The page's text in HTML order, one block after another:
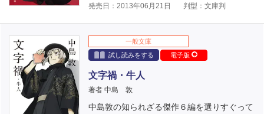
発売日：2013年06月21日 判型：文庫判
一般文庫
試し読みをする
電子版
文字禍・牛人
著者 中島 敦
中島敦の知られざる傑作６編を選りすぐって